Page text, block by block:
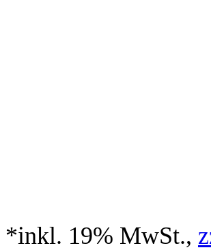
*inkl. 19% MwSt.,